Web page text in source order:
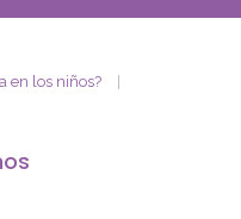
en los niños?